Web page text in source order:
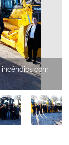
com